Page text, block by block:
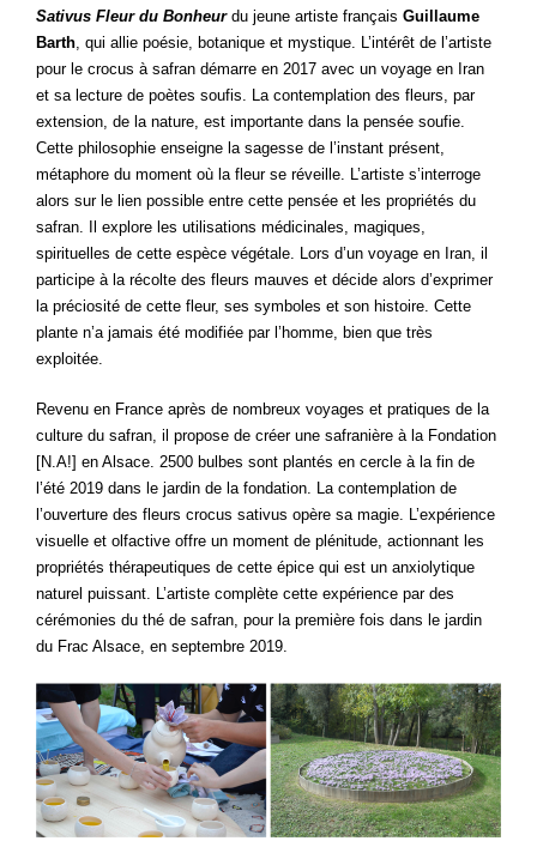
Sativus Fleur du Bonheurdu jeune artiste français Guillaume
Barth , qui allie poésie, botanique et mystique. L’intérêt de l’artiste
pour le crocus à safran démarre en 2017 avec un voyage en Iran
et sa lecture de poètes soufis. La contemplation des fleurs, par
extension, de la nature, est importante dans la pensée soufie.
Cette philosophie enseigne la sagesse de l’instant présent,
métaphore du moment où la fleur se réveille. L’artiste s’interroge
alors sur le lien possible entre cette pensée et les propriétés du
safran. Il explore les utilisations médicinales, magiques,
spirituelles de cette espèce végétale. Lors d’un voyage en Iran, il
participe à la récolte des fleurs mauves et décide alors d’exprimer
la préciosité de cette fleur, ses symboles et son histoire. Cette
plante n’a jamais été modifiée par l’homme, bien que très
exploitée.
Revenu en France après de nombreux voyages et pratiques de la
culture du safran, il propose de créer une safranière à la Fondation
[N.A!] en Alsace. 2500 bulbes sont plantés en cercle à la fin de
l’été 2019 dans le jardin de la fondation. La contemplation de
l’ouverture des fleurs crocus sativus opère sa magie. L’expérience
visuelle et olfactive offre un moment de plénitude, actionnant les
propriétés thérapeutiques de cette épice qui est un anxiolytique
naturel puissant. L’artiste complète cette expérience par des
cérémonies du thé de safran, pour la première fois dans le jardin
du Frac Alsace, en septembre 2019.